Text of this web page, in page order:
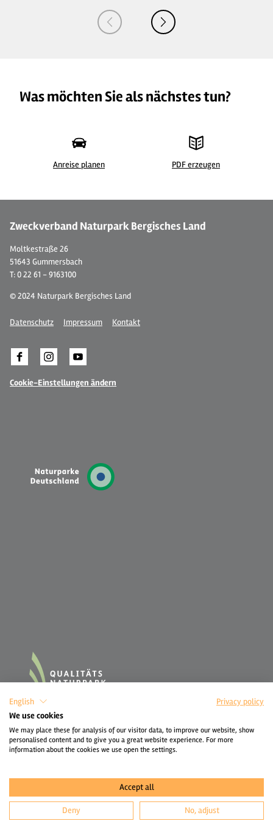
Was möchten Sie als nächstes tun?
Anreise planen PDF erzeugen
Zweckverband Naturpark Bergisches Land
Moltkestraße 26
51643 Gummersbach
T: 0 22 61 - 9163100
© 2024 Naturpark Bergisches Land
Datenschutz Impressum Kontakt
Cookie-Einstellungen ändern
English
Privacy policy
We use cookies
We may place these for analysis of our visitor data, to improve our website, show
personalised content and to give you a great website experience. For more
information about the cookies we use open the settings.
Accept all
Deny No, adjust